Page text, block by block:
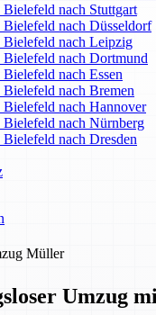
nach Stuttgart
nach Düsseldorf
nach Leipzig
nach Dortmund
nach Essen
nach Bremen
nach Hannover
nach Nürnberg
nach Dresden
Müller
Umzug